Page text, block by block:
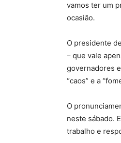
vamos ter um
ocasião.
O presidente
– que vale
governadores
“caos” e a
O
neste sábado.
trabalho e